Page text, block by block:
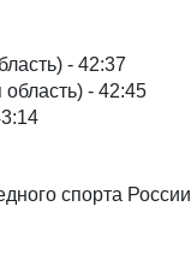
- 42:37
- 42:45
спорта